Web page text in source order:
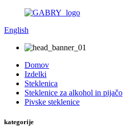
English
Domov
Izdelki
Steklenica
Steklenice za alkohol in pijačo
Pivske steklenice
kategorije